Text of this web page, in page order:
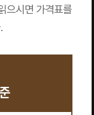
으시면 가격표를